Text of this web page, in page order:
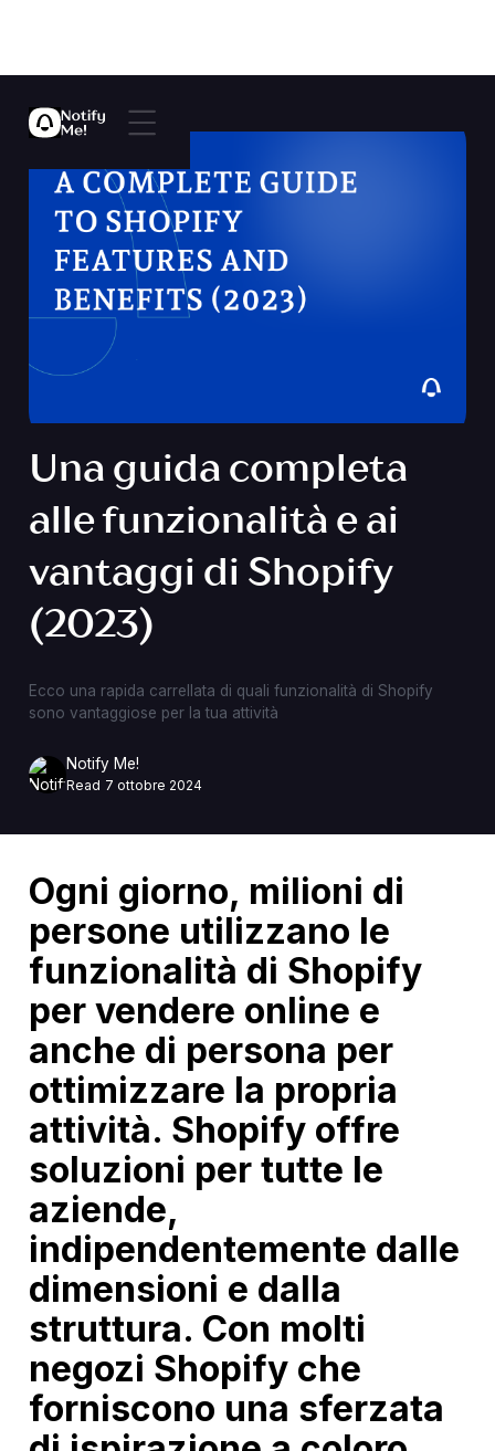
Una guida completa
alle funzionalità e ai
vantaggi di Shopify
(2023)
Ecco una rapida carrellata di quali funzionalità di Shopify
sono vantaggiose per la tua attività
Notify Me!
Read 7 ottobre 2024
Ogni giorno, milioni di
persone utilizzano le
funzionalità di Shopify
per vendere online e
anche di persona per
ottimizzare la propria
attività. Shopify offre
soluzioni per tutte le
aziende,
indipendentemente dalle
dimensioni e dalla
struttura. Con molti
negozi Shopify che
forniscono una sferzata